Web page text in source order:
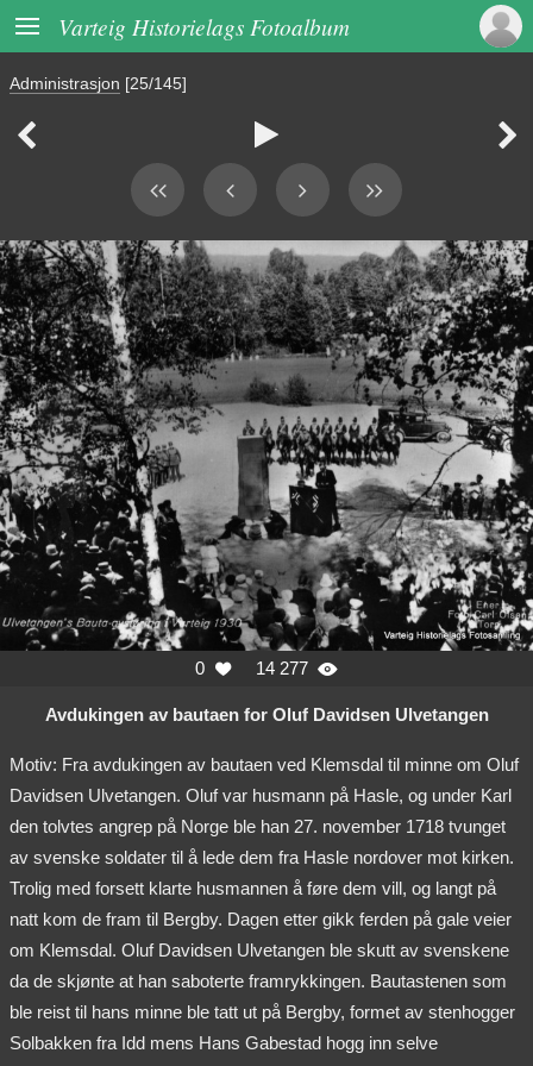
 Varteig Historielags Fotoalbum
Administrasjon [25/145]
  
0  14 277 
Avdukingen av bautaen for Oluf Davidsen Ulvetangen
Motiv: Fra avdukingen av bautaen ved Klemsdal til minne om Oluf
Davidsen Ulvetangen. Oluf var husmann på Hasle, og under Karl
den tolvtes angrep på Norge ble han 27. november 1718 tvunget
av svenske soldater til å lede dem fra Hasle nordover mot kirken.
Trolig med forsett klarte husmannen å føre dem vill, og langt på
natt kom de fram til Bergby. Dagen etter gikk ferden på gale veier
om Klemsdal. Oluf Davidsen Ulvetangen ble skutt av svenskene
da de skjønte at han saboterte framrykkingen. Bautastenen som
ble reist til hans minne ble tatt ut på Bergby, formet av stenhogger
Solbakken fra Idd mens Hans Gabestad hogg inn selve